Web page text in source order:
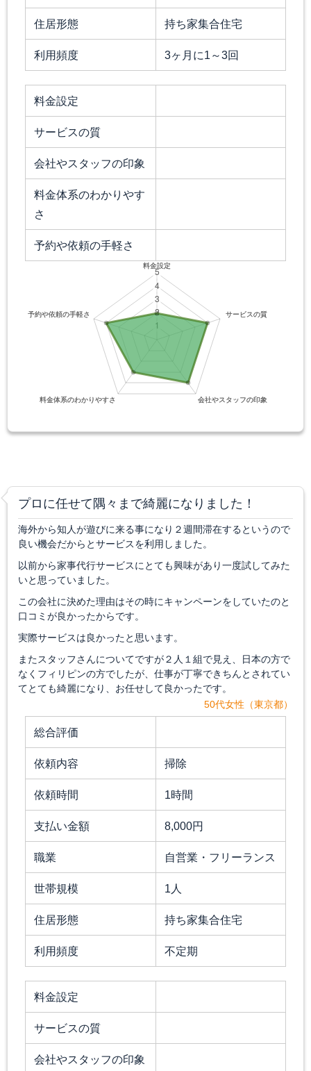
住居形態 持ち家集合住宅
利用頻度 3ヶ月に1～3回
料金設定
サービスの質
会社やスタッフの印象
料金体系のわかりやす
さ
予約や依頼の手軽さ
プロに任せて隅々まで綺麗になりました！
海外から知人が遊びに来る事になり２週間滞在するというので
良い機会だからとサービスを利用しました。
以前から家事代行サービスにとても興味があり一度試してみた
いと思っていました。
この会社に決めた理由はその時にキャンペーンをしていたのと
口コミが良かったからです。
実際サービスは良かったと思います。
またスタッフさんについてですが２人１組で見え、日本の方で
なくフィリピンの方でしたが、仕事が丁寧できちんとされてい
てとても綺麗になり、お任せして良かったです。
50代女性（東京都）
総合評価
依頼内容 掃除
依頼時間 1時間
支払い金額 8,000円
職業 自営業・フリーランス
世帯規模 1人
住居形態 持ち家集合住宅
利用頻度 不定期
料金設定
サービスの質
会社やスタッフの印象